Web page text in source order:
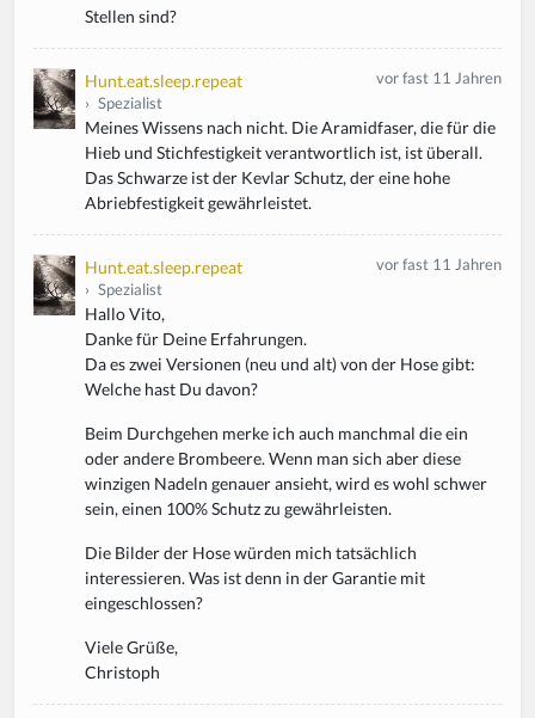
Stellen sind?
Hunt.eat.sleep.repeat
› Spezialist
vor fast 11 Jahren
Meines Wissens nach nicht. Die Aramidfaser, die für die
Hieb und Stichfestigkeit verantwortlich ist, ist überall.
Das Schwarze ist der Kevlar Schutz, der eine hohe
Abriebfestigkeit gewährleistet.
Hunt.eat.sleep.repeat
› Spezialist
vor fast 11 Jahren
Hallo Vito,
Danke für Deine Erfahrungen.
Da es zwei Versionen (neu und alt) von der Hose gibt:
Welche hast Du davon?
Beim Durchgehen merke ich auch manchmal die ein
oder andere Brombeere. Wenn man sich aber diese
winzigen Nadeln genauer ansieht, wird es wohl schwer
sein, einen 100% Schutz zu gewährleisten.
Die Bilder der Hose würden mich tatsächlich
interessieren. Was ist denn in der Garantie mit
eingeschlossen?
Viele Grüße,
Christoph